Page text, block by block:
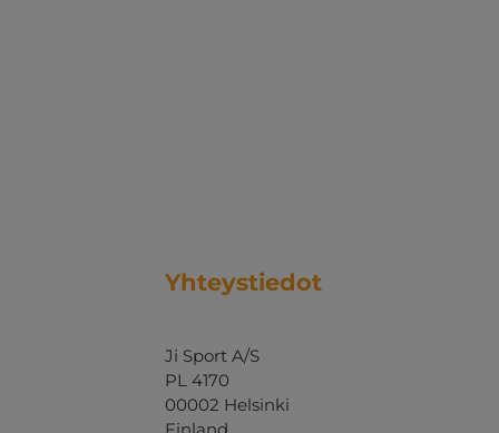
Yhteystiedot
Ji Sport A/S
PL 4170
00002 Helsinki